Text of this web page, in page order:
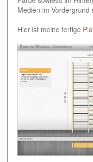
Medien im Vordergrund
Hier ist meine fertige